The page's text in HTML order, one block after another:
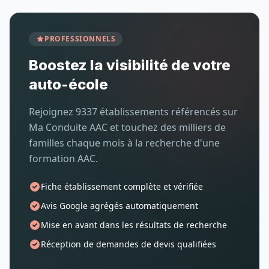
PROFESSIONNELS
Boostez la visibilité de votre
auto-école
Rejoignez 9337 établissements référencés sur
Ma Conduite AAC et touchez des milliers de
familles chaque mois à la recherche d'une
formation AAC.
Fiche établissement complète et vérifiée
Avis Google agrégés automatiquement
Mise en avant dans les résultats de recherche
Réception de demandes de devis qualifiées